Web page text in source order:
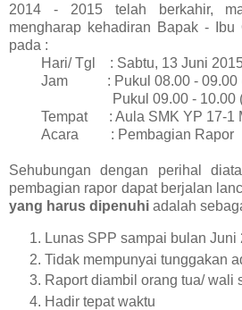
2014 - 2015 telah berkahir,
mengharap kehadiran Bapak - Ibu
pada :
Hari/ Tgl : Sabtu, 13 Juni
Jam : Pukul 08.00 - 09.00
Pukul 09.00 - 10.00
Tempat : Aula SMK YP 17-1
Acara : Pembagian Rapor
Sehubungan dengan perihal
pembagian rapor dapat berjalan
yang harus dipenuhi adalah
Lunas SPP sampai bulan Juni
Tidak mempunyai tunggakan
Raport diambil orang tua/ wali
Hadir tepat waktu